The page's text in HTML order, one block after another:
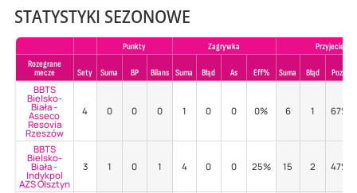
STATYSTYKI SEZONOWE
Punkty Zagrywka
Przyjecie
Rozegrane
mecze
Sety Suma BP Bilans Suma Błąd As Eff% Suma Błąd Poz%
BBTS
Bielsko-
Biała -
Asseco
Resovia
Rzeszów
4 0 0 0 1 0 0 0% 6 1 67%
BBTS
Bielsko-
Biała -
Indykpol
AZS Olsztyn
3 1 0 1 4 0 0 25% 15 2 47%